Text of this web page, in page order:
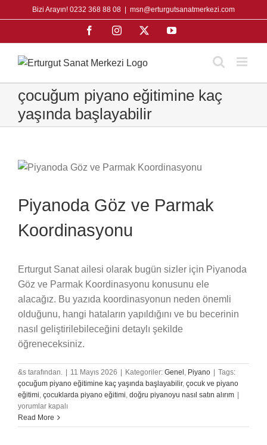
to
Bizi Arayın! 0232 368 88 08 msn@erturgutsanatmerkezi.com
FacebookInstagram YouTube
çocuğum piyano eğitimine kaç
yaşında başlayabilir
Piyanoda Göz ve Parmak
Koordinasyonu
Erturgut Sanat ailesi olarak bugün sizler için Piyanoda
Göz ve Parmak Koordinasyonu konusunu ele
alacağız. Bu yazıda koordinasyonun neden önemli
olduğunu, hangi hataların yapıldığını ve bu becerinin
nasıl geliştirilebileceğini detaylı şekilde
öğreneceksiniz.
&s tarafından. | 11 Mayıs 2026 | Kategoriler: Genel Piyano | Tags:
çocuğum piyano eğitimine kaç yaşında başlayabilir, çocuk ve piyano
eğitimi çocuklarda piyano eğitimi doğru piyanoyu nasıl satın alırım |
Parmak
yorumlar kapalı
Read More